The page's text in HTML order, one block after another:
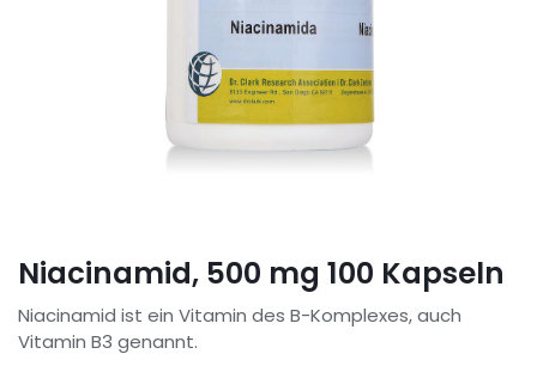
Niacinamid, 500 mg 100 Kapseln
Niacinamid ist ein Vitamin des B-Komplexes, auch
Vitamin B3 genannt.